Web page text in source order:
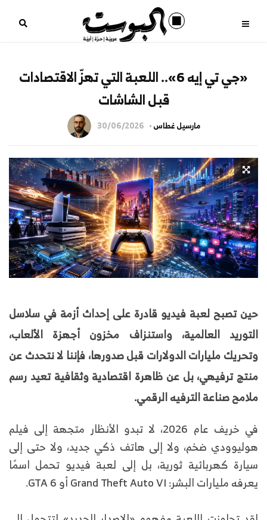
«جي تي إيه 6».. اللعبة التي تهزّ الاقتصادات
قبل الشاشات
مارسيل غطاس 30/06/2026
حين تصبح لعبة فيديو قادرة على إحداث أزمة في سلاسل
التوريد العالمية، واستنزاف مخزون أجهزة الألعاب،
وتحريك مليارات الدولارات قبل صدورها، فإننا لا نتحدث عن
منتج ترفيهي، بل عن ظاهرة اقتصادية وثقافية تعيد رسم
ملامح صناعة الترفيه الرقمي.
في خريف عام 2026، لا تبدو الأنظار متجهة إلى فيلم
هوليوودي ضخم، ولا إلى هاتف ذكي جديد، ولا حتى إلى
سيارة كهربائية ثورية، بل إلى لعبة فيديو تحمل اسمًا
يعرفه مليارات البشر: Grand Theft Auto VI أو GTA 6.